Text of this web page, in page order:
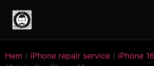
Hem / iPhone repair service / iPhone 16